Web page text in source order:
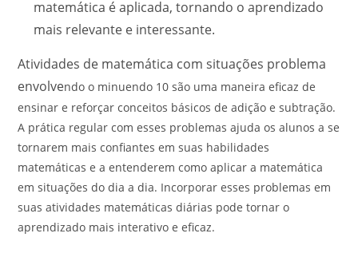
matemática é aplicada, tornando o aprendizado
mais relevante e interessante.
Atividades de matemática com situações problema
envolvendo o minuendo 10 são uma maneira eficaz de
ensinar e reforçar conceitos básicos de adição e subtração.
A prática regular com esses problemas ajuda os alunos a se
tornarem mais confiantes em suas habilidades
matemáticas e a entenderem como aplicar a matemática
em situações do dia a dia. Incorporar esses problemas em
suas atividades matemáticas diárias pode tornar o
aprendizado mais interativo e eficaz.